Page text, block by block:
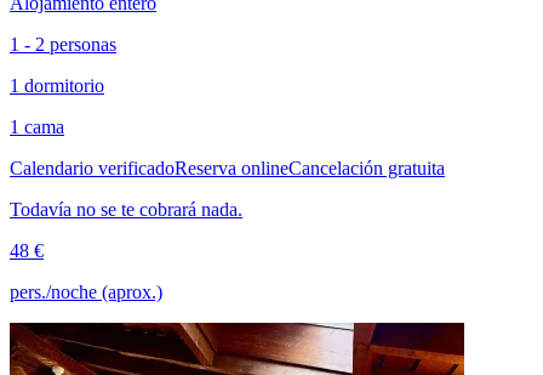
1 - 2 personas
1 dormitorio
1 cama
Calendario verificadoReserva onlineCancelación gratuita
Todavía no se te cobrará nada.
48 €
pers./noche (aprox.)